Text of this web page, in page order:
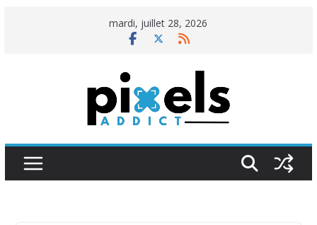
mardi, juillet 28, 2026